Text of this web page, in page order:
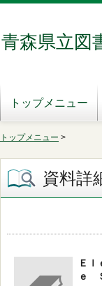
青森県立図
トップメニュー
トップメニュー >
資料詳
Ｅ
ｅ